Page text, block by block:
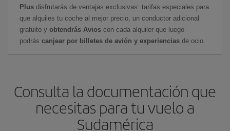
Plus disfrutarás de ventajas exclusivas: tarifas especiales para
que alquiles tu coche al mejor precio, un conductor adicional
gratuito y obtendrás Avios con cada alquiler que luego
podrás canjear por billetes de avión y experiencias de ocio.
Consulta la documentación que
necesitas para tu vuelo a
Sudamérica